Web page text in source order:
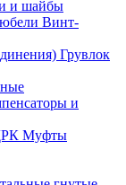
и шайбы
Винт-
Грувлок
и
Муфты